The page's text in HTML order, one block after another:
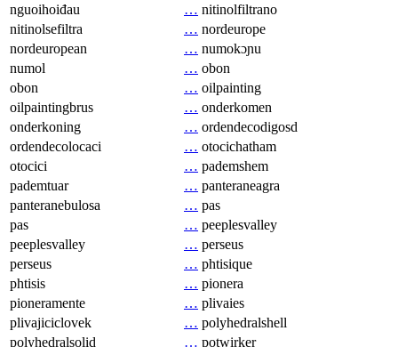
nguoihoiđau
… nitinolfiltrano
nitinolsefiltra
… nordeurope
nordeuropean
… numokɔɲu
numol
… obon
obon
… oilpainting
oilpaintingbrus
… onderkomen
onderkoning
… ordendecodigosd
ordendecolocaci
… otocichatham
otocici
… pademshem
pademtuar
… panteraneagra
panteranebulosa
… pas
pas
… peeplesvalley
peeplesvalley
… perseus
perseus
… phtisique
phtisis
… pionera
pioneramente
… plivaies
plivajiciclovek
… polyhedralshell
polyhedralsolid
… potwirker